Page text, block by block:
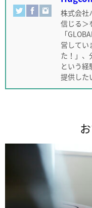
株式会社
信じる＞
「
営してい
た！」、
という経
提供した